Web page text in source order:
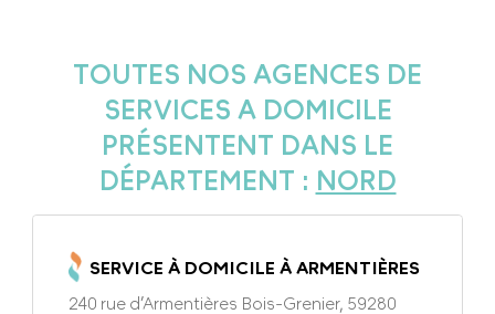
TOUTES NOS AGENCES DE
SERVICES A DOMICILE
PRÉSENTENT DANS LE
DÉPARTEMENT : NORD
SERVICE À DOMICILE À ARMENTIÈRES
240 rue d’Armentières Bois-Grenier, 59280